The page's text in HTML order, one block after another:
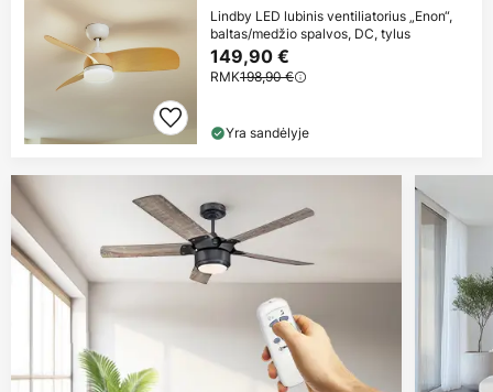
Lindby LED lubinis ventiliatorius „Enon“,
baltas/medžio spalvos, DC, tylus
149,90 €
RMK198,90 €
Yra sandėlyje